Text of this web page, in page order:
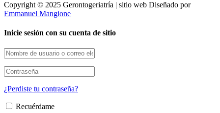
Copyright © 2025 Gerontogeriatría | sitio web Diseñado por
Emmanuel Mangione
Inicie sesión con su cuenta de sitio
¿Perdiste tu contraseña?
Recuérdame